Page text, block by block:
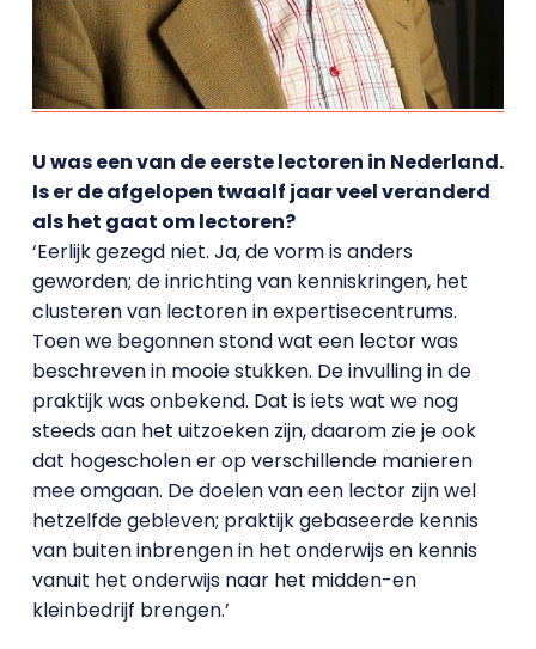
U was een van de eerste lectoren in Nederland.
Is er de afgelopen twaalf jaar veel veranderd
als het gaat om lectoren?
‘Eerlijk gezegd niet. Ja, de vorm is anders
geworden; de inrichting van kenniskringen, het
clusteren van lectoren in expertisecentrums.
Toen we begonnen stond wat een lector was
beschreven in mooie stukken. De invulling in de
praktijk was onbekend. Dat is iets wat we nog
steeds aan het uitzoeken zijn, daarom zie je ook
dat hogescholen er op verschillende manieren
mee omgaan. De doelen van een lector zijn wel
hetzelfde gebleven; praktijk gebaseerde kennis
van buiten inbrengen in het onderwijs en kennis
vanuit het onderwijs naar het midden-en
kleinbedrijf brengen.’